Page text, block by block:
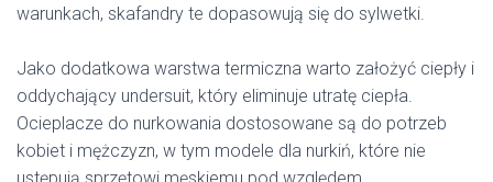
warunkach, skafandry te dopasowują się do sylwetki.
Jako dodatkowa warstwa termiczna warto założyć ciepły i
oddychający undersuit, który eliminuje utratę ciepła.
Ocieplacze do nurkowania dostosowane są do potrzeb
kobiet i mężczyzn, w tym modele dla nurkiń, które nie